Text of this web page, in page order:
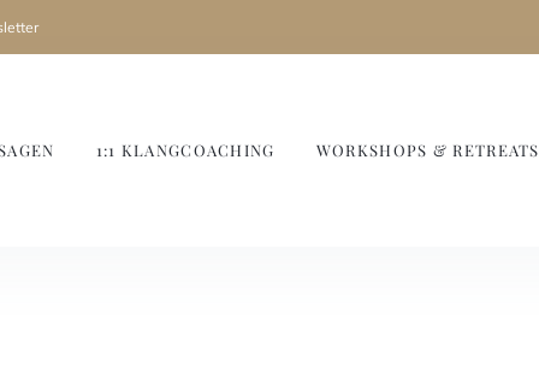
1:1 KLANGCOACHING WORKSHOPS & RETREATS